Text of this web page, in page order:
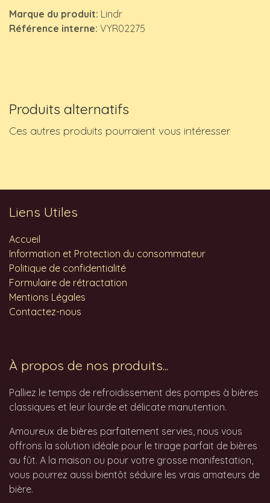
Marque du produit: Lindr
Référence interne: VYR02275
Produits alternatifs
Ces autres produits pourraient vous intéresser
Liens Utiles
Accueil
Information et Protection du consommateur
Politique de confidentialité
Formulaire de rétractation
Mentions Légales
Contactez-nous
À propos de nos produits...
Palliez le temps de refroidissement des pompes à bières
classiques et leur lourde et délicate manutention.
Amoureux de bières parfaitement servies, nous vous
offrons la solution idéale pour le tirage parfait de bières
au fût. A la maison ou pour votre grosse manifestation,
vous pourrez aussi bientôt séduire les vrais amateurs de
bière.